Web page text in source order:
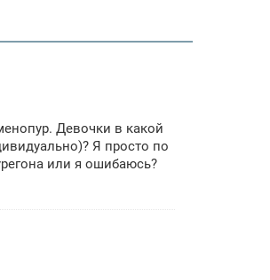
Девочки в какой
Я просто по
или я ошибаюсь?